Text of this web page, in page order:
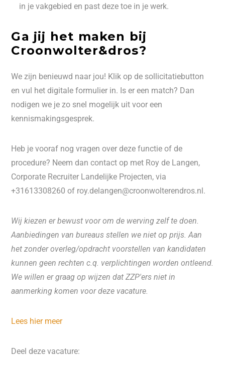
in je vakgebied en past deze toe in je werk.
Ga jij het maken bij
Croonwolter&dros?
We zijn benieuwd naar jou! Klik op de sollicitatiebutton
en vul het digitale formulier in. Is er een match? Dan
nodigen we je zo snel mogelijk uit voor een
kennismakingsgesprek.
Heb je vooraf nog vragen over deze functie of de
procedure? Neem dan contact op met Roy de Langen,
Corporate Recruiter Landelijke Projecten, via
+31613308260 of roy.delangen@croonwolterendros.nl.
Wij kiezen er bewust voor om de werving zelf te doen.
Aanbiedingen van bureaus stellen we niet op prijs. Aan
het zonder overleg/opdracht voorstellen van kandidaten
kunnen geen rechten c.q. verplichtingen worden ontleend.
We willen er graag op wijzen dat ZZP'ers niet in
aanmerking komen voor deze vacature.
Lees hier meer
Deel deze vacature: